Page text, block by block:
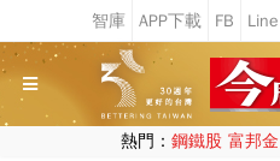
熱門： 鋼鐵股 富邦金